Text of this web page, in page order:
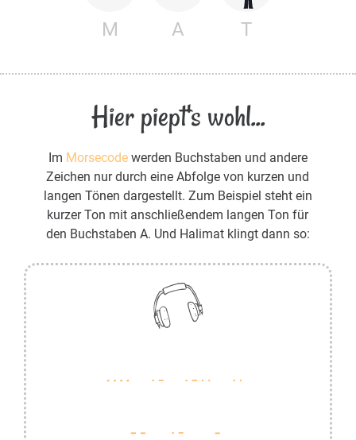
M A T
Hier piept's wohl...
Im Morsecodewerden Buchstaben und andere
Zeichen nur durch eine Abfolge von kurzen und
langen Tönen dargestellt. Zum Beispiel steht ein
kurzer Ton mit anschließendem langen Ton für
den Buchstaben A. Und Halimat klingt dann so: